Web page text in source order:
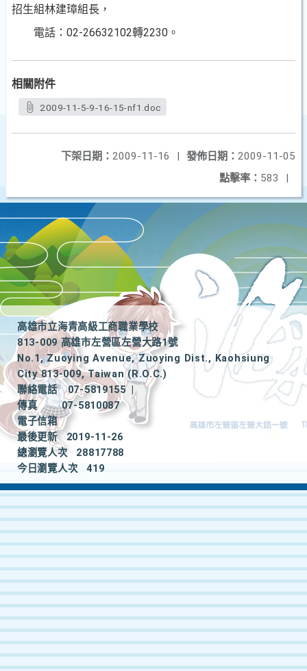
招生組林建璋組長，
電話：02-26632102轉2230。
相關附件
2009-11-5-9-16-15-nf1.doc
發佈日期： 2009-11-05
下架日期： 2009-11-16
|
點擊率： 583 |
高雄市立海青高級工商職業學校
813-009 高雄市左營區左營大路1號
No.1, Zuoying Avenue, Zuoying Dist., Kaohsiung
City 813-009, Taiwan (R.O.C.)
聯絡電話
07-5819155
|
傳真
07-5810087
電子信箱
最後更新
2019-11-26
總瀏覽人次
28817788
今日瀏覽人次
419